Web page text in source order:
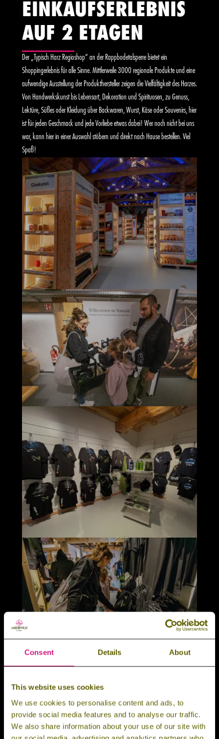
Consent Details About
This website uses cookies
We use cookies to personalise content and ads, to
provide social media features and to analyse our traffic.
We also share information about your use of our site with
EINKAUFSERLEBNIS
AUF 2 ETAGEN
Der „Typisch Harz Regioshop“ an der Rappbodetalsperre bietet ein
Shoppingerlebnis für alle Sinne. Mittlerweile 3000 regionale Produkte und eine
aufwendige Ausstellung der Produkthersteller zeigen die Vielfältigkeit des Harzes.
Von Handwerkskunst bis Lebensart, Dekoration und Spirituosen, zu Genuss,
Lektüre, Süßes oder Kleidung über Backwaren, Wurst, Käse oder Souvenirs, hier
ist für jeden Geschmack und jede Vorliebe etwas dabei! Wer noch nicht bei uns
war, kann hier in einer Auswahl stöbern und direkt nach Hause bestellen. Viel
Spaß!